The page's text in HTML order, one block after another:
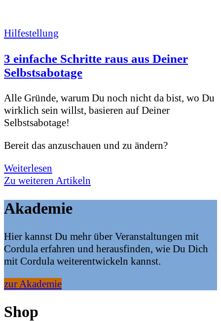
Hilfestellung
3 einfache Schritte raus aus Deiner
Selbstsabotage
Alle Gründe, warum Du noch nicht da bist, wo Du
wirklich sein willst, basieren auf Deiner
Selbstsabotage!
Bereit das anzuschauen und zu ändern?
Weiterlesen
Zu weiteren Artikeln
Akademie
Hier kannst Du mehr über Veranstaltungen mit
Cordula erfahren und herausfinden, wie Du Dich
mit Cordula weiterentwickeln kannst.
zur Akademie
Shop